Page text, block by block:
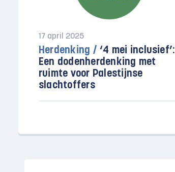
17 april 2025
Herdenking / ‘4 mei inclusief’:
Een dodenherdenking met
ruimte voor Palestijnse
slachtoffers